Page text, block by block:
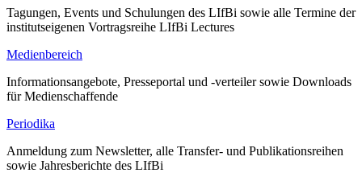
Tagungen, Events und Schulungen des LIfBi sowie alle Termine der
institutseigenen Vortragsreihe LIfBi Lectures
Medienbereich
Informationsangebote, Presseportal und -verteiler sowie Downloads
für Medienschaffende
Periodika
Anmeldung zum Newsletter, alle Transfer- und Publikationsreihen
sowie Jahresberichte des LIfBi